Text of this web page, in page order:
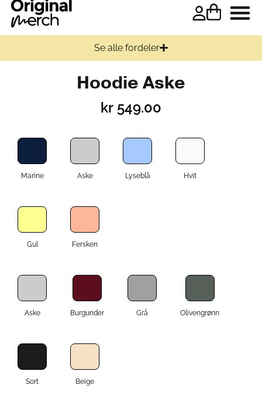
Se alle fordeler
Hoodie Aske
kr 549.00
Marine Aske Lyseblå Hvit
Gul Fersken
Aske Burgunder Grå Olivengrønn
Sort Beige